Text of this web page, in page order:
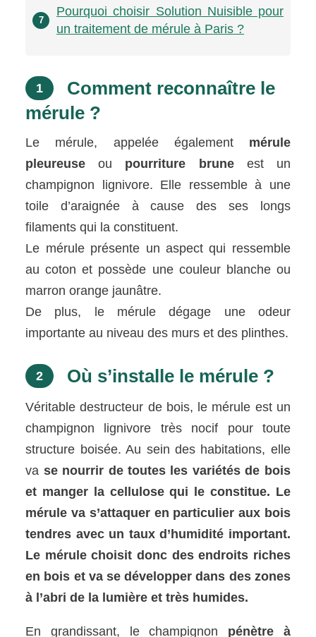
7
Pourquoi choisir Solution Nuisible pour
un traitement de mérule à Paris ?
1
Comment reconnaître le
mérule ?
Le mérule, appelée égalementmérule
pleureuse ou pourriture bruneest un
champignon lignivore. Elle ressemble à une
toile d’araignée à cause des ses longs
filaments qui la constituent.
Le mérule présente un aspect qui ressemble
au coton et possède une couleur blanche ou
marron orange jaunâtre.
De plus, le mérule dégage une odeur
importante au niveau des murs et des plinthes.
2 Où s’installe le mérule ?
Véritable destructeur de bois, le mérule est un
champignon lignivore très nocif pour toute
structure boisée. Au sein des habitations, elle
va se nourrir de toutes les variétés de bois
et manger la cellulose qui le constitue. Le
mérule va s’attaquer en particulier aux bois
tendres avec un taux d’humidité important.
Le mérule choisit donc des endroits riches
en bois et va se développer dans des zones
à l’abri de la lumière et très humides.
En grandissant, le champignon pénètre à